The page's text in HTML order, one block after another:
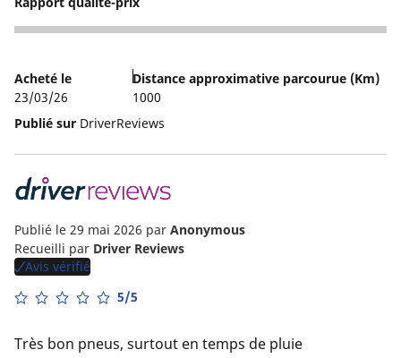
4
Acheté le
23/03/26
Distance approximative parcourue (Km)
1000
Publié sur DriverReviews
Publié le 29 mai 2026 par Anonymous
Recueilli par Driver Reviews
Avis vérifié
5/5
Très bon pneus, surtout en temps de pluie